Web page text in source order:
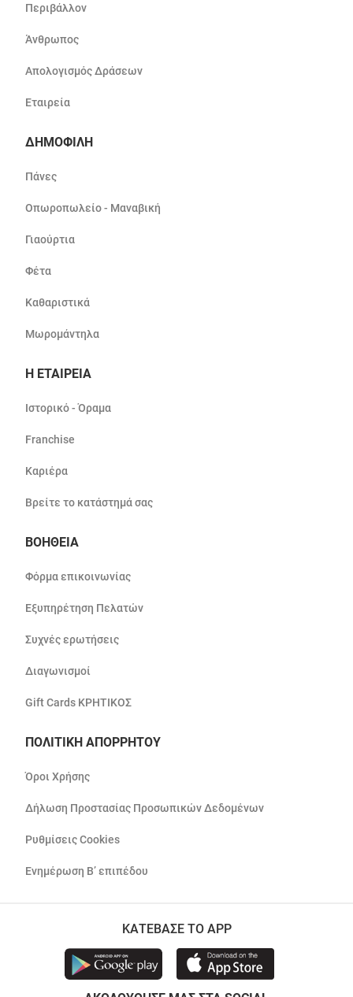
Περιβάλλον
Άνθρωπος
Απολογισμός Δράσεων
Εταιρεία
ΔΗΜΟΦΙΛΗ
Πάνες
Οπωροπωλείο - Μαναβική
Γιαούρτια
Φέτα
Καθαριστικά
Μωρομάντηλα
Η ΕΤΑΙΡΕΙΑ
Ιστορικό - Όραμα
Franchise
Καριέρα
Βρείτε το κατάστημά σας
ΒΟΗΘΕΙΑ
Φόρμα επικοινωνίας
Εξυπηρέτηση Πελατών
Συχνές ερωτήσεις
Διαγωνισμοί
Gift Cards ΚΡΗΤΙΚΟΣ
ΠΟΛΙΤΙΚΗ ΑΠΟΡΡΗΤΟΥ
Όροι Χρήσης
Δήλωση Προστασίας Προσωπικών Δεδομένων
Ρυθμίσεις Cookies
Ενημέρωση Β’ επιπέδου
ΚΑΤΕΒΑΣΕ ΤΟ APP